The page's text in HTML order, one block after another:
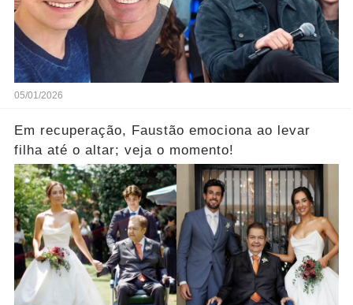
05/01/2026
Em recuperação, Faustão emociona ao levar
filha até o altar; veja o momento!